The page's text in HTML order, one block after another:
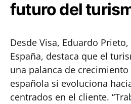
futuro del
Desde Visa, Eduardo
España, destaca que el
una palanca de
española si evoluciona
centrados en el cliente.